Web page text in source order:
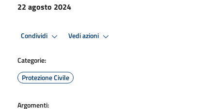
22 agosto 2024
Condividi Vedi azioni
Categorie:
Protezione Civile
Argomenti: